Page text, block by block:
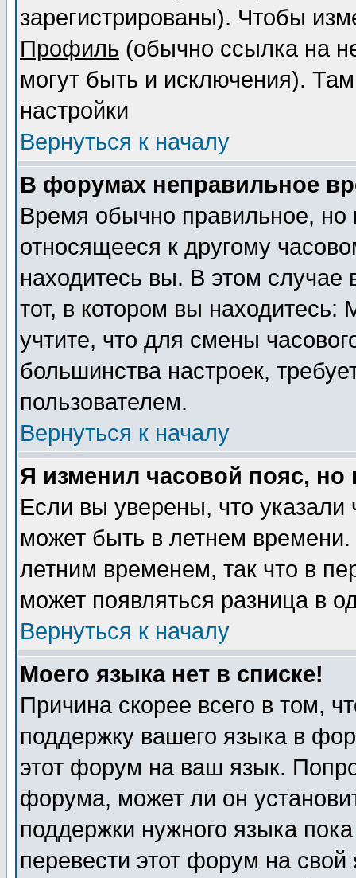
зарегистрированы). Чтобы
Профиль (обычно ссылка на
могут быть и исключения).
настройки
Вернуться к началу
В форумах неправильное
Время обычно правильное,
относящееся к другому
находитесь вы. В этом
тот, в котором вы
учтите, что для смены
большинства настроек,
пользователем.
Вернуться к началу
Я изменил часовой пояс,
Если вы уверены, что указали
может быть в летнем
летним временем, так что в
может появляться разница в
Вернуться к началу
Моего языка нет в списке!
Причина скорее всего в том,
поддержку вашего языка в
этот форум на ваш язык.
форума, может ли он
поддержки нужного языка
перевести этот форум на